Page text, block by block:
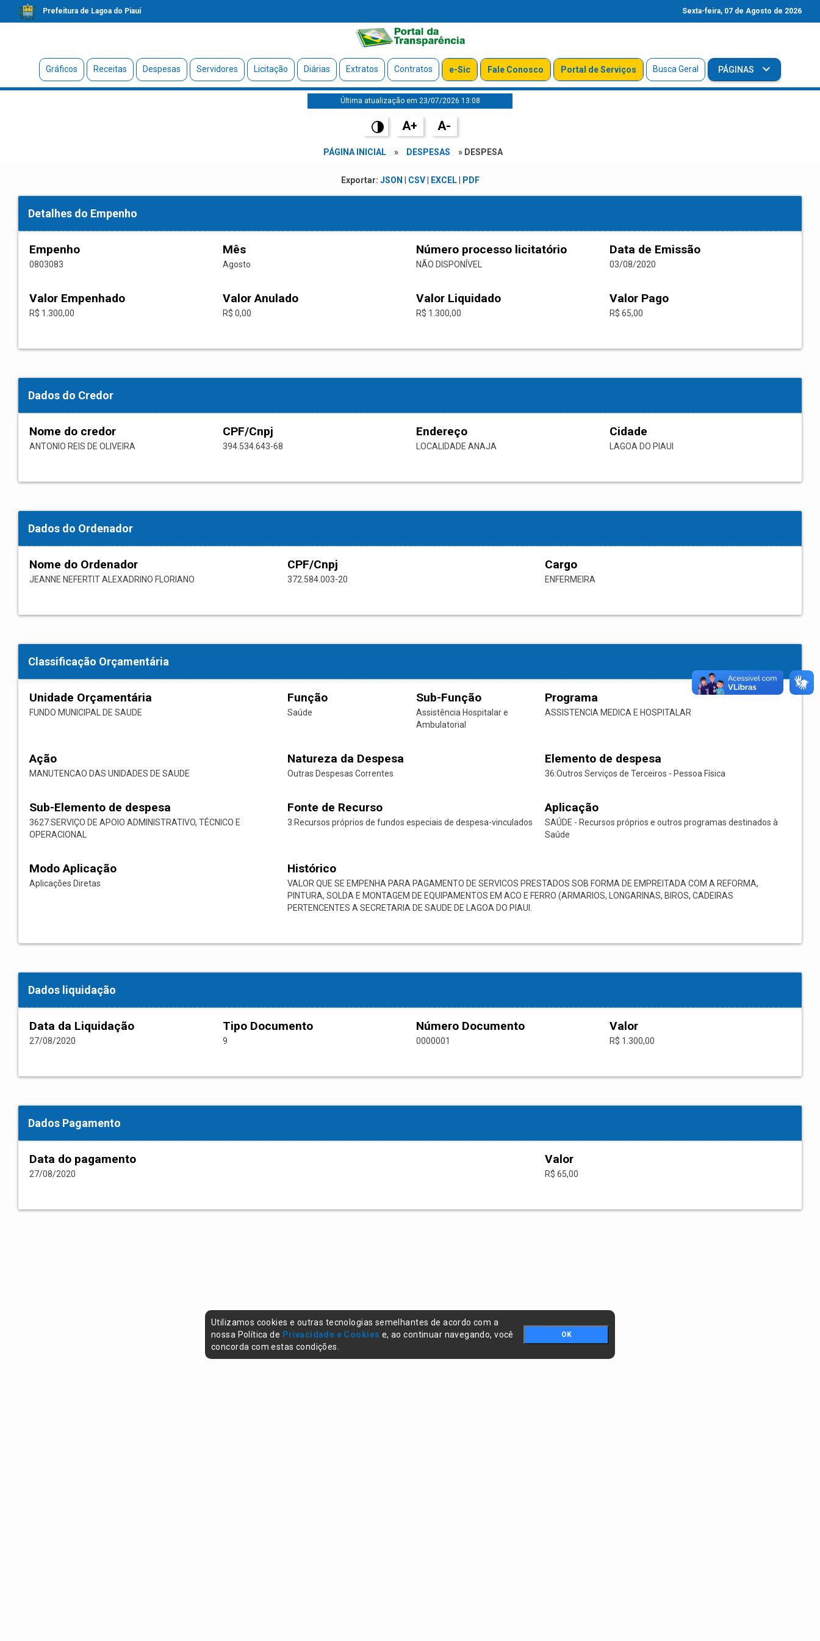
Prefeitura de Lagoa do Piauí Sexta-feira, 07 de Agosto de 2026
Gráficos Receitas Despesas Servidores Licitação Diárias Extratos Contratos e-Sic Fale Conosco Portal de Serviços Busca Geral PÁGINAS
Última atualização em 23/07/2026 13:08
A+ A-
PÁGINA INICIAL » DESPESAS » DESPESA
Exportar: JSON CSV| EXCEL| PDF
Detalhes do Empenho
Empenho
0803083
Mês
Agosto
Número processo licitatório
NÃO DISPONÍVEL
Data de Emissão
03/08/2020
Valor Empenhado
R$ 1.300,00
Valor Anulado
R$ 0,00
Valor Liquidado
R$ 1.300,00
Valor Pago
R$ 65,00
Dados do Credor
Nome do credor
ANTONIO REIS DE OLIVEIRA
CPF/Cnpj
394.534.643-68
Endereço
LOCALIDADE ANAJA
Cidade
LAGOA DO PIAUI
Dados do Ordenador
Nome do Ordenador
JEANNE NEFERTIT ALEXADRINO FLORIANO
CPF/Cnpj
372.584.003-20
Cargo
ENFERMEIRA
Classificação Orçamentária
Unidade Orçamentária
FUNDO MUNICIPAL DE SAUDE
Função
Saúde
Sub-Função
Assistência Hospitalar e
Ambulatorial
Programa
ASSISTENCIA MEDICA E HOSPITALAR
Ação
MANUTENCAO DAS UNIDADES DE SAUDE
Natureza da Despesa
Outras Despesas Correntes
Elemento de despesa
36:Outros Serviços de Terceiros - Pessoa Física
Sub-Elemento de despesa
3627:SERVIÇO DE APOIO ADMINISTRATIVO, TÉCNICO E
OPERACIONAL
Fonte de Recurso
3:Recursos próprios de fundos especiais de despesa-vinculados
Aplicação
SAÚDE - Recursos próprios e outros programas destinados à
Saúde
Modo Aplicação
Aplicações Diretas
Histórico
VALOR QUE SE EMPENHA PARA PAGAMENTO DE SERVICOS PRESTADOS SOB FORMA DE EMPREITADA COM A REFORMA,
PINTURA, SOLDA E MONTAGEM DE EQUIPAMENTOS EM ACO E FERRO (ARMARIOS, LONGARINAS, BIROS, CADEIRAS
PERTENCENTES A SECRETARIA DE SAUDE DE LAGOA DO PIAUI.
Dados liquidação
Data da Liquidação
27/08/2020
Tipo Documento
9
Número Documento
0000001
Valor
R$ 1.300,00
Dados Pagamento
Data do pagamento
27/08/2020
Valor
R$ 65,00
Utilizamos cookies e outras tecnologias semelhantes de acordo com a
nossa Política de Privacidade e Cookies e, ao continuar navegando, você
concorda com estas condições.
OK